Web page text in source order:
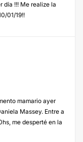
día !!! Me realize la
01/19!!
mamario ayer
Massey. Entre a
me desperté en la